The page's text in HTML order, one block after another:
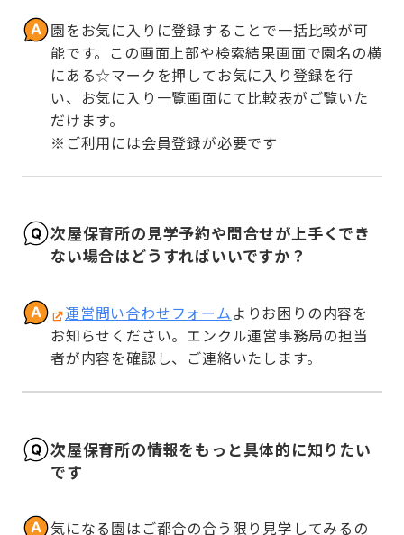
園をお気に入りに登録することで一括比較が可
能です。この画面上部や検索結果画面で園名の横
にある☆マークを押してお気に入り登録を行
い、お気に入り一覧画面にて比較表がご覧いた
だけます。
※ご利用には会員登録が必要です
次屋保育所の見学予約や問合せが上手くでき
ない場合はどうすればいいですか？
運営問い合わせフォームよりお困りの内容を
お知らせください。エンクル運営事務局の担当
者が内容を確認し、ご連絡いたします。
次屋保育所の情報をもっと具体的に知りたい
です
気になる園はご都合の合う限り見学してみるの